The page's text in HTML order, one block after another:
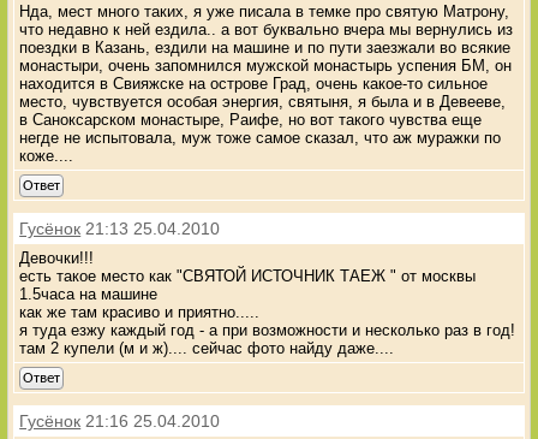
Нда, мест много таких, я уже писала в темке про святую Матрону,
что недавно к ней ездила.. а вот буквально вчера мы вернулись из
поездки в Казань, ездили на машине и по пути заезжали во всякие
монастыри, очень запомнился мужской монастырь успения БМ, он
находится в Свияжске на острове Град, очень какое-то сильное
место, чувствуется особая энергия, святыня, я была и в Девееве,
в Саноксарском монастыре, Раифе, но вот такого чувства еще
негде не испытовала, муж тоже самое сказал, что аж муражки по
коже....
Ответ
Гусёнок 21:13 25.04.2010
Девочки!!!
есть такое место как "СВЯТОЙ ИСТОЧНИК ТАЕЖ " от москвы
1.5часа на машине
как же там красиво и приятно.....
я туда езжу каждый год - а при возможности и несколько раз в год!
там 2 купели (м и ж).... сейчас фото найду даже....
Ответ
Гусёнок 21:16 25.04.2010